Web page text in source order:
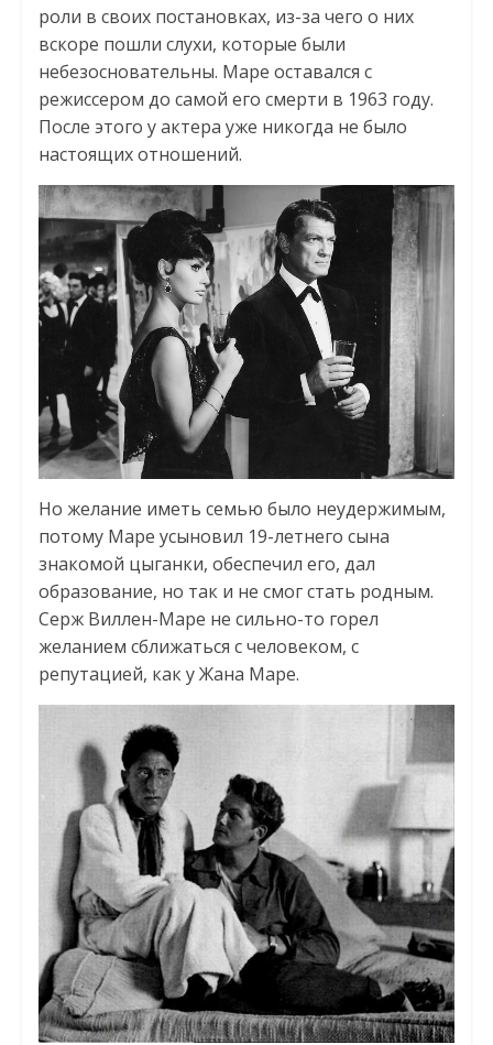
роли в своих постановках, из-за чего о них
вскоре пошли слухи, которые были
небезосновательны. Маре оставался с
режиссером до самой его смерти в 1963 году.
После этого у актера уже никогда не было
настоящих отношений.
Но желание иметь семью было неудержимым,
потому Маре усыновил 19-летнего сына
знакомой цыганки, обеспечил его, дал
образование, но так и не смог стать родным.
Серж Виллен-Маре не сильно-то горел
желанием сближаться с человеком, с
репутацией, как у Жана Маре.